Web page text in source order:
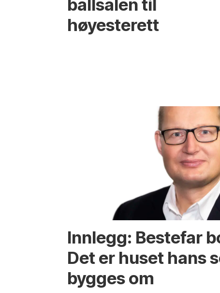
ballsalen til
høyesterett
Innlegg: Bestefar
Det er huset hans
bygges om